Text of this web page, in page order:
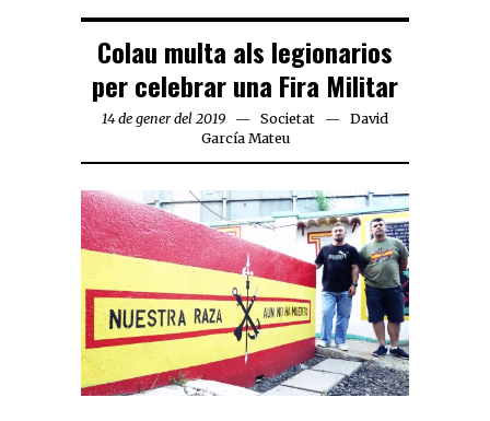
Colau multa als legionarios
per celebrar una Fira Militar
14 de gener del 2019 Societat
David
García Mateu